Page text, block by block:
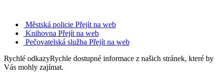
Městská policie Přejít na web
Knihovna Přejít na web
Pečovatelská služba Přejít na web
Rychlé odkazyRychle dostupné informace z našich stránek, které by
Vás mohly zajímat.